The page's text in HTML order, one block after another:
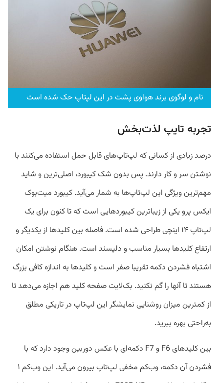
نام و لوگوی برند هواوی پشت در این لپتاپ حک شده است
تجربه تایپ لذت‌بخش
درصد زیادی از کسانی که لپ‌تاپ‌های قابل حمل استفاده می‌کنند با
نوشتن سر و کار دارند. پس بدون شک کیبورد، اصلی‌ترین و شاید
مهم‌ترین ویژگی این لپ‌تاپ‌ها به شمار می‌آید. کیبورد میت‌بوک
ایکس پرو یکی از زیبا‌ترین کیبورد‌هایی است که تا کنون برای یک
لپ‌تاپ ۱۴ اینچی طراحی شده است. فاصله بین کلید‌ها از یکدیگر و
ارتفاع کلید‌ها بسیار مناسب و دلپسند است. هنگام نوشتن امکان
اشتباه فشردن دکمه تقریبا صفر است و کلید‌ها به اندازه کافی بزرگ‌
هستند تا آنها را گم نکنید. بک‌لایت صفحه کلید هم اجازه می‌دهد تا
از کمترین میزان روشنایی نمایشگر این لپ‌تاپ در تاریکی مطلق
به‌راحتی بهره ببرید.
بین کلید‌های F6 و F7 دکمه‌ای با عکس دوربین وجود دارد که با
فشردن آن دکمه، وب‌کم مخفی لپ‌تاپ بیرون می‌آید. این وب‌کم ۱